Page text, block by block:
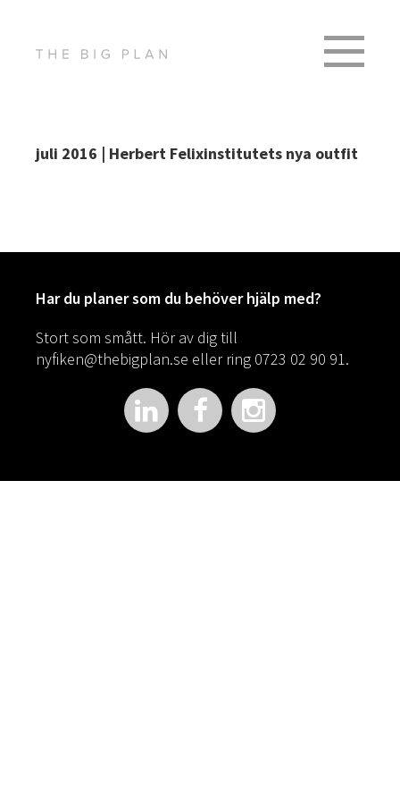
juli 2016 | Herbert Felixinstitutets nya outfit
Har du planer som du behöver hjälp med?
Stort som smått. Hör av dig till
nyfiken@thebigplan.se eller ring 0723 02 90 91.